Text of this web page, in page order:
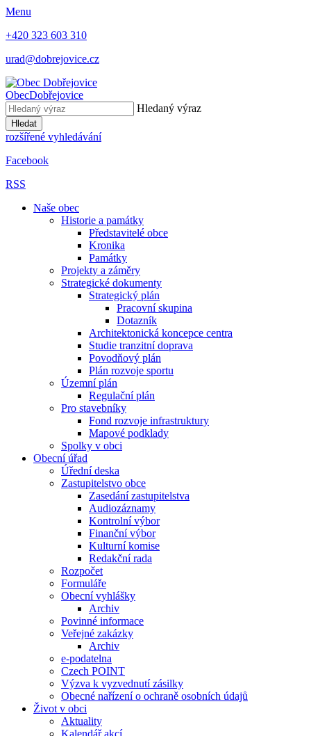
Menu
+420 323 603 310
urad@dobrejovice.cz
ObecDobřejovice
Hledaný výraz
Hledat
rozšířené vyhledávání
Facebook
RSS
Naše obec
Historie a památky
Představitelé obce
Kronika
Památky
Projekty a záměry
Strategické dokumenty
Strategický plán
Pracovní skupina
Dotazník
Architektonická koncepce centra
Studie tranzitní doprava
Povodňový plán
Plán rozvoje sportu
Územní plán
Regulační plán
Pro stavebníky
Fond rozvoje infrastruktury
Mapové podklady
Spolky v obci
Obecní úřad
Úřední deska
Zastupitelstvo obce
Zasedání zastupitelstva
Audiozáznamy
Kontrolní výbor
Finanční výbor
Kulturní komise
Redakční rada
Rozpočet
Formuláře
Obecní vyhlášky
Archiv
Povinné informace
Veřejné zakázky
Archiv
e-podatelna
Czech POINT
Výzva k vyzvednutí zásilky
Obecné nařízení o ochraně osobních údajů
Život v obci
Aktuality
Kalendář akcí